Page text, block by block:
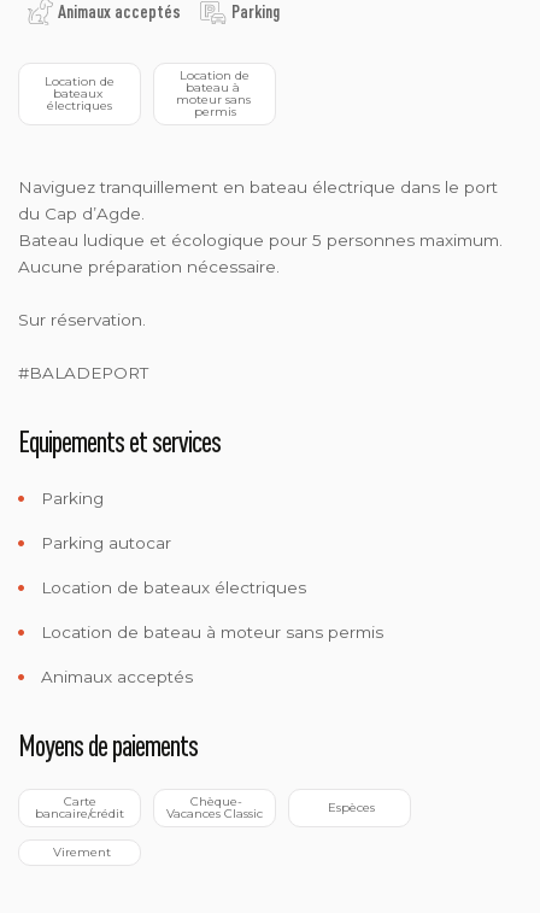
Animaux acceptés Parking
bateaux
électriques
bateau à
moteur sans
permis
Naviguez tranquillement en bateau électrique dans le port
du Cap d’Agde.
Bateau ludique et écologique pour 5 personnes maximum.
Aucune préparation nécessaire.
Sur réservation.
#BALADEPORT
Equipements et services
Parking
Parking autocar
Location de bateaux électriques
Location de bateau à moteur sans permis
Animaux acceptés
Moyens de paiements
bancaire/crédit Vacances Classic Espèces
Virement